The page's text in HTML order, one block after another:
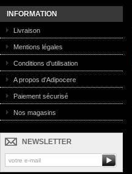
INFORMATION
Livraison
Mentions légales
Conditions d'utilisation
A propos d'Adipocere
Paiement sécurisé
Nos magasins
NEWSLETTER